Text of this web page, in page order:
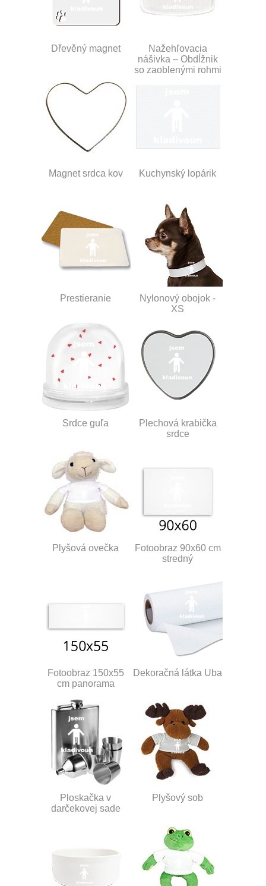
Dřevěný magnet
Nažehľovacia
nášivka – Obdĺžnik
so zaoblenými rohmi
Magnet srdca kov Kuchynský lopárik
Prestieranie
Nylonový obojok -
XS
Srdce guľa
Plechová krabička
srdce
Plyšová ovečka
Fotoobraz 90x60 cm
stredný
Fotoobraz 150x55
cm panorama
Dekoračná látka Uba
Ploskačka v
darčekovej sade
Plyšový sob